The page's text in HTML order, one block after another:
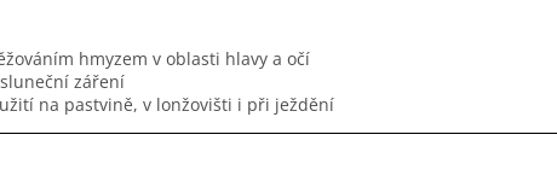
hmyzem v oblasti hlavy a očí
záření
na pastvině, v lonžovišti i při ježdění